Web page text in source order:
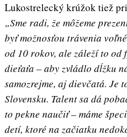
Lukostrelecký krúžok tiež
„Sme radi, že môžeme
byť možnosťou trávenia
od 10 rokov, ale záleží to od
dieťaťa – aby zvládlo dĺžku
samozrejme, aj dievčatá. Je
Slovensku. Talent sa dá
to pekne naučiť – máme
detí, ktoré na začiatku